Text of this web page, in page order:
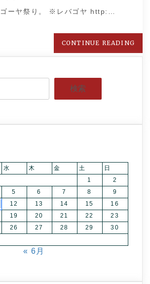
ーヤ祭り。 ※レバゴヤ http:…
CONTINUE READING
検索
水 木 金 土
日
1
2
5 6 7 8
9
12 13 14 15
16
19 20 21 22
23
26 27 28 29
30
« 6月